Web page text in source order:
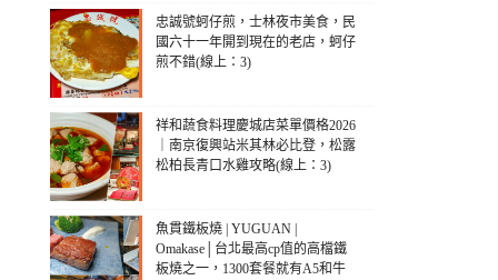
忠誠號蚵仔煎，士林夜市美食，民
國六十一年開到現在的老店，蚵仔
煎不錯(線上：3)
祥和蔬食料理慶城店菜單價格2026
｜南京復興站米其林必比登，松露
松柏長青口水雞攻略(線上：3)
魚貫鐵板燒 | YUGUAN |
Omakase│台北最高cp值的高檔鐵
板燒之一，1300套餐就有A5和牛